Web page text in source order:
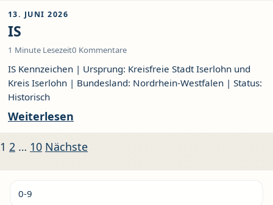
13. JUNI 2026
IS
1 Minute Lesezeit0 Kommentare
IS Kennzeichen | Ursprung: Kreisfreie Stadt Iserlohn und
Kreis Iserlohn | Bundesland: Nordrhein-Westfalen | Status:
Historisch
Weiterlesen
Seitennummerierung der
1 2 … 10 Nächste
0-9